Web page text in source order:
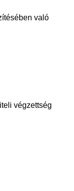
való
végzettség